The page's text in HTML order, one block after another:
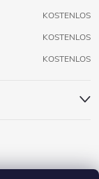
KOSTENLOS
KOSTENLOS
KOSTENLOS